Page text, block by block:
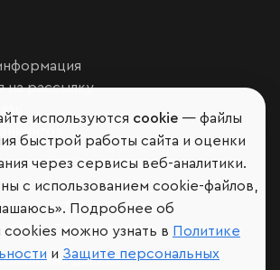
на рассылку
сетях и мессенджерах
– Telegram,Max
–Telegram,Max
данных
используются cookie — файлы
быстрой работы сайта и оценки
через сервисы веб-аналитики.
с использованием cookie-файлов,
Подробнее об
cookies можно узнать в Политике
и Защите персональных